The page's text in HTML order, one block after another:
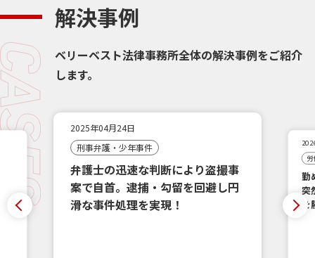
解決事例
ベリーベスト法律事務所全体の解決事例をご紹介
します。
2025年04月24日
刑事弁護・少年事件
弁護士の迅速な判断により盗撮事
案で自首。逮捕・勾留を回避し円
滑な事件処理を実現！
勤
突